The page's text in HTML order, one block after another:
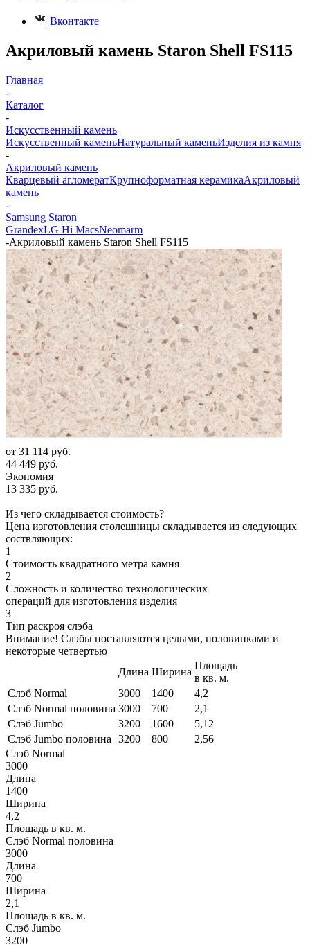
Вконтакте
Акриловый камень Staron Shell FS115
Главная
-
Каталог
-
Искусственный камень
Искусственный каменьНатуральный каменьИзделия из камня
-
Акриловый камень
Кварцевый агломератКрупноформатная керамикаАкриловый
камень
-
Samsung Staron
GrandexLG Hi MacsNeomarm
-Акриловый камень Staron Shell FS115
от 31 114 руб.
44 449 руб.
Экономия
13 335 руб.
Из чего складывается стоимость?
Цена изготовления столешницы складывается из следующих
соствляющих:
1
Стоимость квадратного метра камня
2
Сложность и количество технологических
операций для изготовления изделия
3
Тип раскроя слэба
Внимание! Слэбы поставляются целыми, половинками и
некоторые четвертью
Длина Ширина
Площадь
в кв. м.
Слэб Normal
3000 1400
4,2
Слэб Normal половина 3000 700
2,1
Слэб Jumbo
3200 1600
5,12
Слэб Jumbo половина
3200 800
2,56
Слэб Normal
3000
Длина
1400
Ширина
4,2
Площадь в кв. м.
Слэб Normal половина
3000
Длина
700
Ширина
2,1
Площадь в кв. м.
Слэб Jumbo
3200